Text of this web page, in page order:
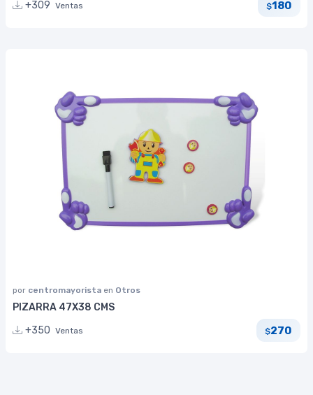
+309 Ventas $180
por centromayorista en Otros
PIZARRA 47X38 CMS
+350 Ventas $270